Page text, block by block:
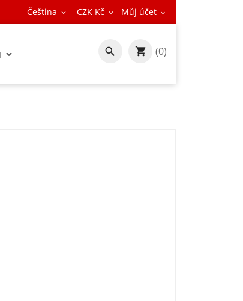
Čeština  CZK Kč  Můj účet 
  (0)